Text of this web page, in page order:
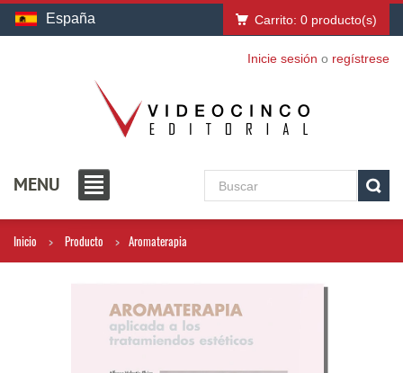
España Carrito: 0 producto(s)
Inicie sesión o regístrese
MENU
Inicio Producto Aromaterapia